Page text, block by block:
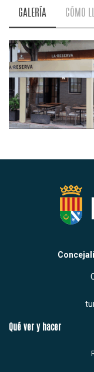
GALERÍA CÓMO
Qué ver y hacer